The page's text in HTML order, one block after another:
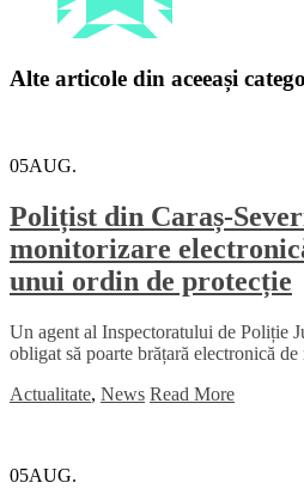
Alte articole din aceeași
05AUG.
Polițist din Caraș-
monitorizare
unui ordin de protecție
Un agent al Inspectoratului de Poliție
obligat să poarte brățară electronică
Actualitate, News Read More
05AUG.